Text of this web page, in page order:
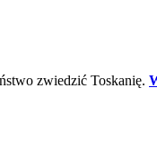
zwiedzić Toskanię.